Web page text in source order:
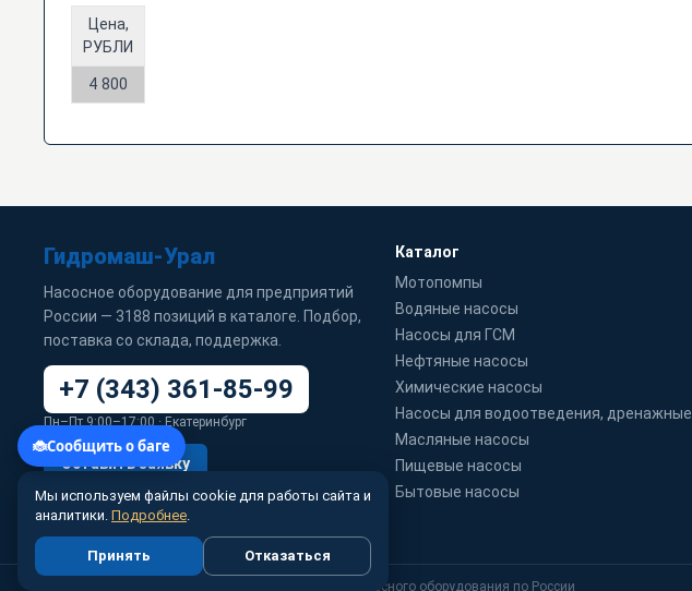
Цена,
РУБЛИ
4 800
Гидромаш-Урал
Насосное оборудование для предприятий
России — 3188 позиций в каталоге. Подбор,
поставка со склада, поддержка.
+7 (343) 361-85-99
Пн–Пт 9:00–17:00 · Екатеринбург
Оставить заявку
WhatsApp info@99-t.ru
Каталог
Мотопомпы
Водяные насосы
Насосы для ГСМ
Нефтяные насосы
Химические насосы
Насосы для водоотведения, дренажные
Масляные насосы
Пищевые насосы
Бытовые насосы
© 2010–2026 99-t.ru · Гидромаш-Урал — поставка насосного оборудования по России
Мы используем файлы cookie для работы сайта и
аналитики. Подробнее.
Принять Отказаться